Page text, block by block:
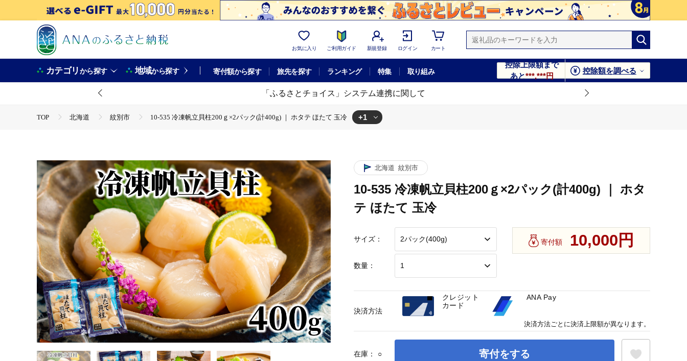
お気に入り ご利用ガイド 新規登録 ログイン カート
カテゴリから探す 地域から探す 寄付額から探す 旅先を探す ランキング 特集 取り組み
控除上限額まで
あと***,***円
控除額を調べる
「ふるさとチョイス」システム連携に関して
TOP 北海道 紋別市 10-535 冷凍帆立貝柱200ｇ×2パック(計400g) ｜ ホタテ ほたて 玉冷 +1
北海道 紋別市
10-535 冷凍帆立貝柱200ｇ×2パック(計400g) ｜ ホタ
テ ほたて 玉冷
サイズ：
数量：
寄付額 10,000円
在庫： ○ 寄付をする
決済方法
クレジット
カード
ANA Pay
決済方法ごとに決済上限額が異なります。